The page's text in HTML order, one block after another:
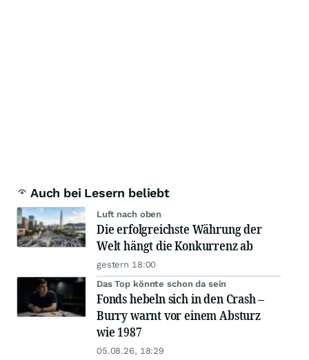
Auch bei Lesern beliebt
Luft nach oben
Die erfolgreichste Währung der
Welt hängt die Konkurrenz ab
gestern 18:00
Das Top könnte schon da sein
Fonds hebeln sich in den Crash –
Burry warnt vor einem Absturz
wie 1987
05.08.26, 18:29